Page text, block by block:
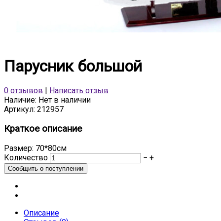
Парусник большой
0 отзывов
Написать отзыв
Наличие: Нет в наличии
Артикул: 212957
Краткое описание
Размер: 70*80см
Количество
− +
Описание